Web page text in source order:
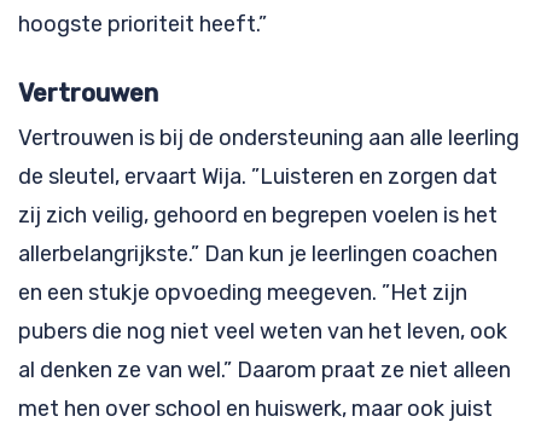
hoogste prioriteit heeft.”
Vertrouwen
Vertrouwen is bij de ondersteuning aan alle leerling
de sleutel, ervaart Wija. ”Luisteren en zorgen dat
zij zich veilig, gehoord en begrepen voelen is het
allerbelangrijkste.” Dan kun je leerlingen coachen
en een stukje opvoeding meegeven. ”Het zijn
pubers die nog niet veel weten van het leven, ook
al denken ze van wel.” Daarom praat ze niet alleen
met hen over school en huiswerk, maar ook juist